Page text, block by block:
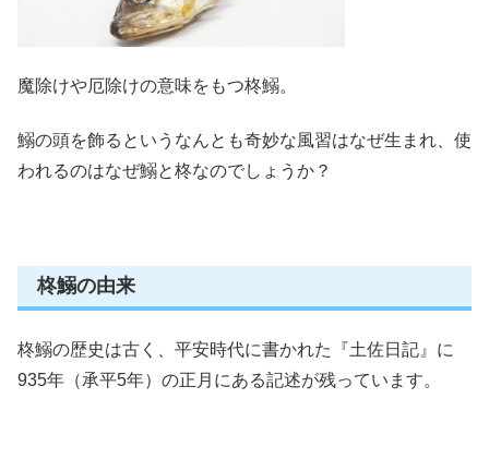
魔除けや厄除けの意味をもつ柊鰯。
鰯の頭を飾るというなんとも奇妙な風習はなぜ生まれ、 使
われるのはなぜ鰯と柊なのでしょうか？
柊鰯の由来
柊鰯の歴史は古く、平安時代に書かれた 『土佐日記』 に
935年（承平5年）の正月にある記述が残っています。